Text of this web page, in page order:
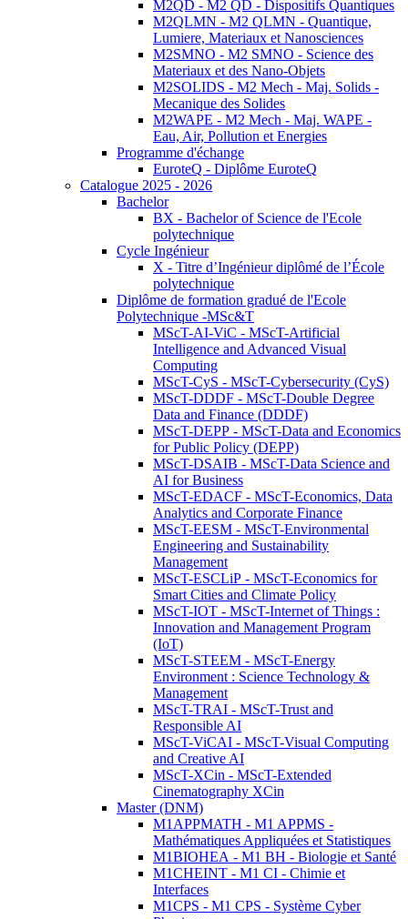
M2QD - M2 QD - Dispositifs Quantiques
M2QLMN - M2 QLMN - Quantique,
Lumiere, Materiaux et Nanosciences
M2SMNO - M2 SMNO - Science des
Materiaux et des Nano-Objets
M2SOLIDS - M2 Mech - Maj. Solids -
Mecanique des Solides
M2WAPE - M2 Mech - Maj. WAPE -
Eau, Air, Pollution et Energies
Programme d'échange
EuroteQ - Diplôme EuroteQ
Catalogue 2025 - 2026
Bachelor
BX - Bachelor of Science de l'Ecole
polytechnique
Cycle Ingénieur
X - Titre d’Ingénieur diplômé de l’École
polytechnique
Diplôme de formation gradué de l'Ecole
Polytechnique -MSc&T
MScT-AI-ViC - MScT-Artificial
Intelligence and Advanced Visual
Computing
MScT-CyS - MScT-Cybersecurity (CyS)
MScT-DDDF - MScT-Double Degree
Data and Finance (DDDF)
MScT-DEPP - MScT-Data and Economics
for Public Policy (DEPP)
MScT-DSAIB - MScT-Data Science and
AI for Business
MScT-EDACF - MScT-Economics, Data
Analytics and Corporate Finance
MScT-EESM - MScT-Environmental
Engineering and Sustainability
Management
MScT-ESCLiP - MScT-Economics for
Smart Cities and Climate Policy
MScT-IOT - MScT-Internet of Things :
Innovation and Management Program
(IoT)
MScT-STEEM - MScT-Energy
Environment : Science Technology &
Management
MScT-TRAI - MScT-Trust and
Responsible AI
MScT-ViCAI - MScT-Visual Computing
and Creative AI
MScT-XCin - MScT-Extended
Cinematography XCin
Master (DNM)
M1APPMATH - M1 APPMS -
Mathématiques Appliquées et Statistiques
M1BIOHEA - M1 BH - Biologie et Santé
M1CHEINT - M1 CI - Chimie et
Interfaces
M1CPS - M1 CPS - Système Cyber